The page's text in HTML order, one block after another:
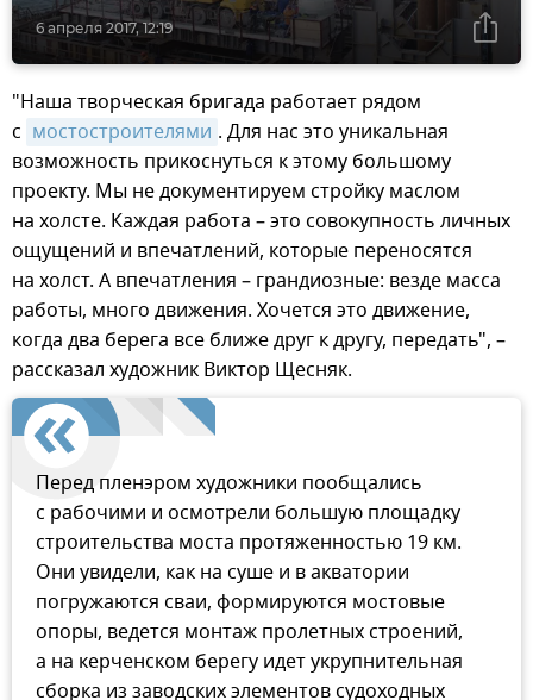
6 апреля 2017, 12:19
"Наша творческая бригада работает рядом
с мостостроителями . Для нас это уникальная
возможность прикоснуться к этому большому
проекту. Мы не документируем стройку маслом
на холсте. Каждая работа – это совокупность личных
ощущений и впечатлений, которые переносятся
на холст. А впечатления – грандиозные: везде масса
работы, много движения. Хочется это движение,
когда два берега все ближе друг к другу, передать", –
рассказал художник Виктор Щесняк.
Перед пленэром художники пообщались
с рабочими и осмотрели большую площадку
строительства моста протяженностью 19 км.
Они увидели, как на суше и в акватории
погружаются сваи, формируются мостовые
опоры, ведется монтаж пролетных строений,
а на керченском берегу идет укрупнительная
сборка из заводских элементов судоходных